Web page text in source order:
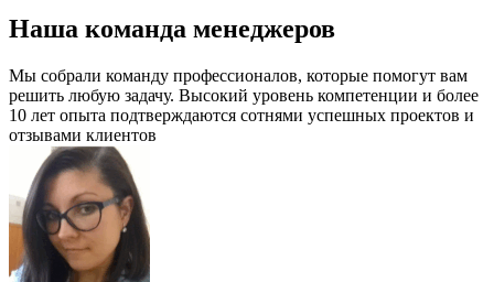
Наша команда менеджеров
Мы собрали команду профессионалов, которые помогут вам
решить любую задачу. Высокий уровень компетенции и более
10 лет опыта подтверждаются сотнями успешных проектов и
отзывами клиентов